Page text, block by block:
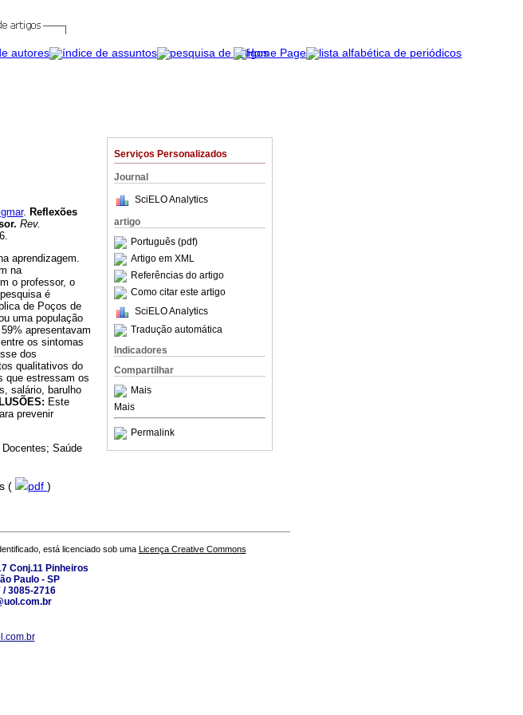
Serviços Personalizados
Journal
SciELO Analytics
artigo
Português (pdf)
Artigo em XML
Referências do artigo
Como citar este artigo
SciELO Analytics
Tradução automática
Indicadores
Compartilhar
Mais
Mais
Permalink
. Reflexões
. Rev.
aprendizagem.
na
o professor, o
é
de Poços de
uma população
apresentavam
os sintomas
dos
qualitativos do
que estressam os
salário, barulho
Este
prevenir
Saúde
( pdf )
está licenciado sob uma Licença Creative Commons
Conj.11 Pinheiros
Paulo - SP
/ 3085-2716